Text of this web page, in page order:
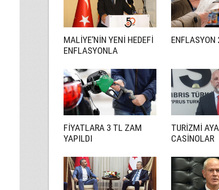
MALİYE’NİN YENİ HEDEFİ
ENFLASYONLA
FİYATLARA 3 TL ZAM
YAPILDI
TURİZMİ
CASİNOLAR